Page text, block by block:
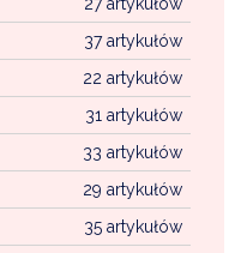
37 artykułów
22 artykułów
31 artykułów
33 artykułów
29 artykułów
35 artykułów